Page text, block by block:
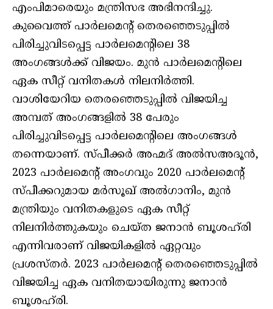
എംപിമാരെയും മന്ത്രിസഭ അഭിനന്ദിച്ചു.
കുവൈത്ത് പാർലമെന്റ് തെരഞ്ഞെടുപ്പിൽ
പിരിച്ചുവിടപ്പെട്ട പാർലമെന്റിലെ 38
അംഗങ്ങൾക്ക് വിജയം. മുൻ പാർലമെന്റിലെ
ഏക സീറ്റ് വനിതകൾ നിലനിർത്തി.
വാശിയേറിയ തെരഞ്ഞെടുപ്പിൽ വിജയിച്ച
അമ്പത് അംഗങ്ങളിൽ 38 പേരും
പിരിച്ചുവിടപ്പെട്ട പാർലമെന്റിലെ അംഗങ്ങൾ
തന്നെയാണ്. സ്പീക്കർ അഹ്മദ് അൽസഅദൂൻ,
2023 പാർലമെന്റ് അംഗവും 2020 പാർലമെന്റ്
സ്പീക്കറുമായ മർസൂഖ് അൽഗാനിം, മുൻ
മന്ത്രിയും വനിതകളുടെ ഏക സീറ്റ്
നിലനിർത്തുകയും ചെയ്ത ജനാൻ ബൂശഹ്‌രി
എന്നിവരാണ് വിജയികളിൽ ഏറ്റവും
പ്രശസ്തർ. 2023 പാർലമെന്റ് തെരഞ്ഞെടുപ്പിൽ
വിജയിച്ച ഏക വനിതയായിരുന്നു ജനാൻ
ബൂശഹ്‌രി.